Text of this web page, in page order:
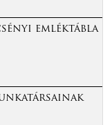
emléktábla